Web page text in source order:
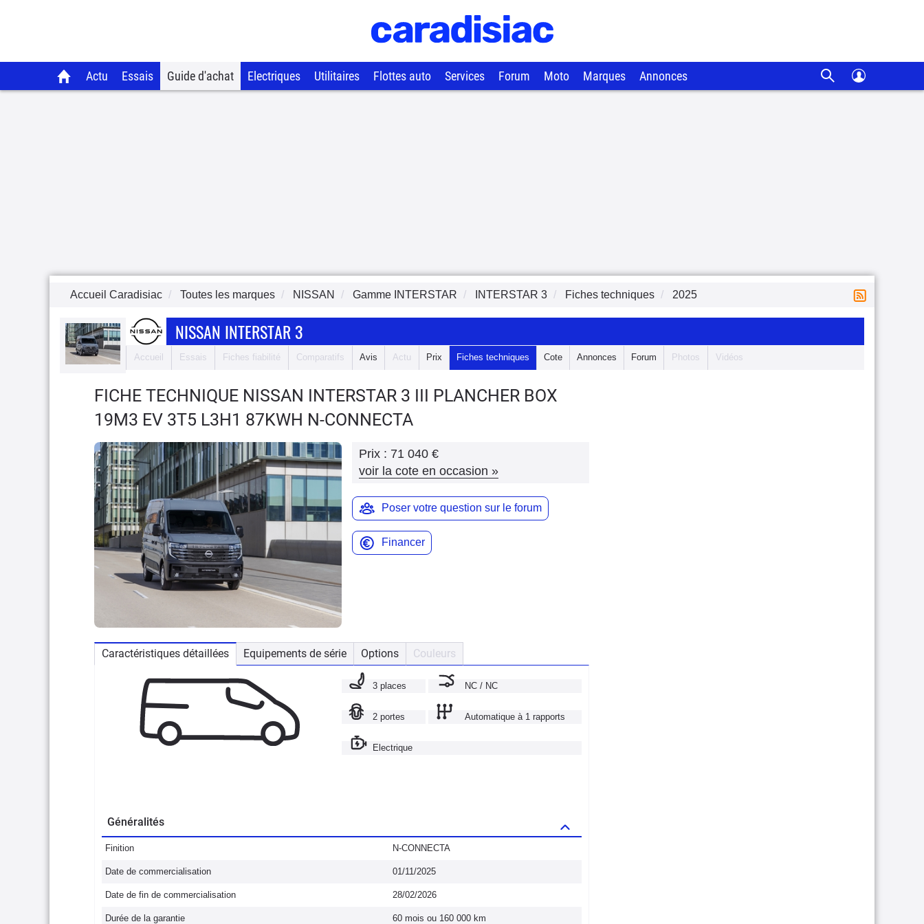
Actu Essais Guide d'achat Electriques Utilitaires Flottes auto Services Forum Moto Marques Annonces
Accueil Caradisiac Toutes les marques NISSAN Gamme INTERSTAR INTERSTAR 3 Fiches techniques 2025
NISSAN INTERSTAR 3
Accueil Essais Fiches fiabilité Comparatifs Avis Actu Prix Fiches techniques Cote Annonces Forum Photos Vidéos
FICHE TECHNIQUE NISSAN INTERSTAR 3 III PLANCHER BOX
19M3 EV 3T5 L3H1 87KWH N-CONNECTA
Prix : 71 040 €
voir la cote en occasion »
Poser votre question sur le forum
Financer
Caractéristiques détaillées Equipements de série Options Couleurs
3 places NC / NC
2 portes Automatique à 1 rapports
Electrique
Généralités
Finition N-CONNECTA
Date de commercialisation 01/11/2025
Date de fin de commercialisation 28/02/2026
Durée de la garantie 60 mois ou 160 000 km